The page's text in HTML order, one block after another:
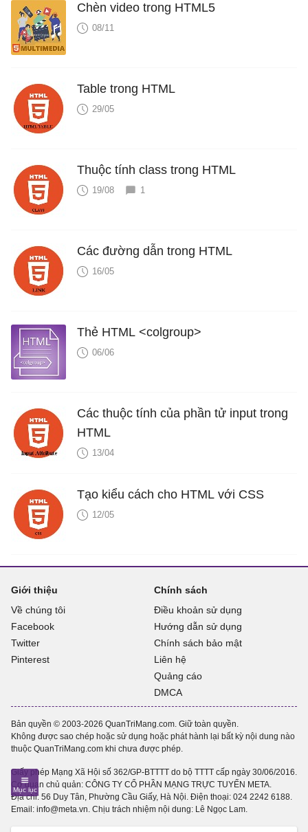
Chèn video trong HTML5
08/11
Table trong HTML
29/05
Thuộc tính class trong HTML
19/08 1
Các đường dẫn trong HTML
16/05
Thẻ HTML <colgroup>
06/06
Các thuộc tính của phần tử input trong
HTML
13/04
Tạo kiểu cách cho HTML với CSS
12/05
Giới thiệu
Về chúng tôi
Facebook
Twitter
Pinterest
Chính sách
Điều khoản sử dụng
Hướng dẫn sử dụng
Chính sách bảo mật
Liên hệ
Quảng cáo
DMCA
Bản quyền © 2003-2026 QuanTriMang.com. Giữ toàn quyền.
Không được sao chép hoặc sử dụng hoặc phát hành lại bất kỳ nội dung nào
thuộc QuanTriMang.com khi chưa được phép.
Giấy phép Mạng Xã Hội số 362/GP-BTTTT do bộ TTTT cấp ngày 30/06/2016.
Cơ quan chủ quản: CÔNG TY CỔ PHẦN MẠNG TRỰC TUYẾN META.
Địa chỉ: 56 Duy Tân, Phường Cầu Giấy, Hà Nội. Điện thoại: 024 2242 6188.
Email: info@meta.vn. Chịu trách nhiệm nội dung: Lê Ngọc Lam.